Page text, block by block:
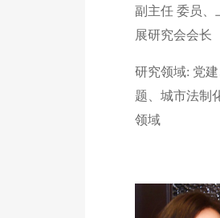
副主任 委员、
展研究会会长
研究领域: 党
题、城市法制
领域